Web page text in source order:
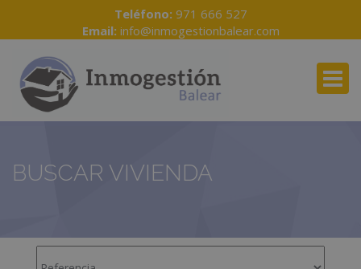
Teléfono: 971 666 527
Email: info@inmogestionbalear.com
BUSCAR VIVIENDA